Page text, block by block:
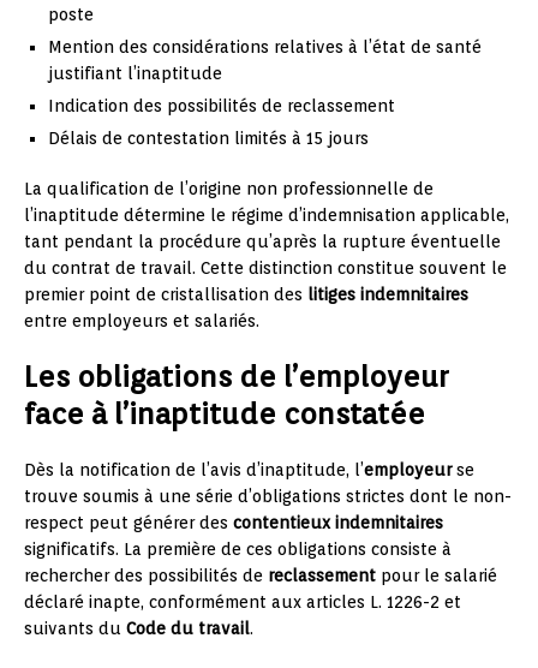
poste
Mention des considérations relatives à l’état de santé
justifiant l’inaptitude
Indication des possibilités de reclassement
Délais de contestation limités à 15 jours
La qualification de l’origine non professionnelle de
l’inaptitude détermine le régime d’indemnisation applicable,
tant pendant la procédure qu’après la rupture éventuelle
du contrat de travail. Cette distinction constitue souvent le
premier point de cristallisation des litiges indemnitaires
entre employeurs et salariés.
Les obligations de l’employeur
face à l’inaptitude constatée
Dès la notification de l’avis d’inaptitude, l’employeurse
trouve soumis à une série d’obligations strictes dont le non-
respect peut générer des contentieux indemnitaires
significatifs. La première de ces obligations consiste à
rechercher des possibilités de reclassement pour le salarié
déclaré inapte, conformément aux articles L. 1226-2 et
suivants du Code du travail.